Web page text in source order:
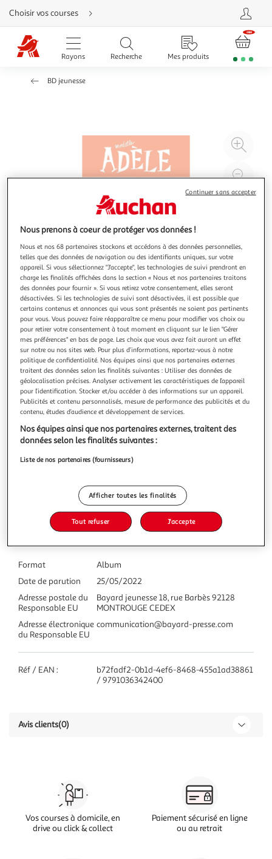
Aller
directement
au
contenu
Aller
directement
Aller
Choisir vos courses
Rayons Recherche Mes produits
BD jeunesse
à
MORTELLE ADELE TOME 19 : FACE DE BEURK !, Mr
Tan
Hey, tu m'entends ? Oui, toi, celui qui se la raconte, celle qui
casse les pieds, celui qui donne tout le temps des ordres,
celle qui dit toujours n'importe quoi... Oui, oui, c'est à toi
que je parle... Tu cherches où est le problème ? Bah regarde
dans le miroir ! Face de Beurk ! Que ce soit dans
En savoir +
Vous voulez connaître le prix de ce produit ?
Afficher le prix
Caractéristiques
Format
Album
Date de parution
25/05/2022
Adresse postale du
Responsable EU
Bayard jeunesse 18, rue Barbès 92128
MONTROUGE CEDEX
Adresse électronique
du Responsable EU
communication@bayard-presse.com
Réf / EAN :
b72fadf2-0b1d-4ef6-8468-455a1ad38861
/ 9791036342400
Avis clients(0)
Vos courses à domicile, en
drive ou click & collect
Paiement sécurisé en ligne
ou au retrait
Nous prenons à coeur de protéger vos données !
Nous et nos 68 partenaires stockons et accédons à des données personnelles,
telles que des données de navigation ou des identifiants uniques, sur votre
appareil. Si vous sélectionnez "J'accepte", les technologies de suivi prendront en
charge les finalités affichées dans la section « Nous et nos partenaires traitons
des données pour fournir ». Si vous retirez votre consentement, elles seront
désactivées. Si les technologies de suivi sont désactivées, il est possible que
certains contenus et annonces qui vous sont présentés ne soient pas pertinents
pour vous. Vous pouvez faire réapparaître ce menu pour modifier vos choix ou
pour retirer votre consentement à tout moment en cliquant sur le lien "Gérer
mes préférences" en bas de page. Les choix que vous avez fait auront un effet
sur notre ou nos sites web. Pour plus d’informations, reportez-vous à notre
politique de confidentialité. Nos équipes ainsi que nos partenaires externes
traitent des données selon les finalités suivantes : Utiliser des données de
géolocalisation précises. Analyser activement les caractéristiques de l’appareil
pour l’identification. Stocker et/ou accéder à des informations sur un appareil.
Publicités et contenu personnalisés, mesure de performance des publicités et du
contenu, études d’audience et développement de services.
Nos équipes ainsi que nos partenaires externes, traitent des
données selon les finalités suivantes :
Liste de nos partenaires (fournisseurs)
Afficher toutes les finalités
Tout refuser J'accepte
Continuer sans accepter